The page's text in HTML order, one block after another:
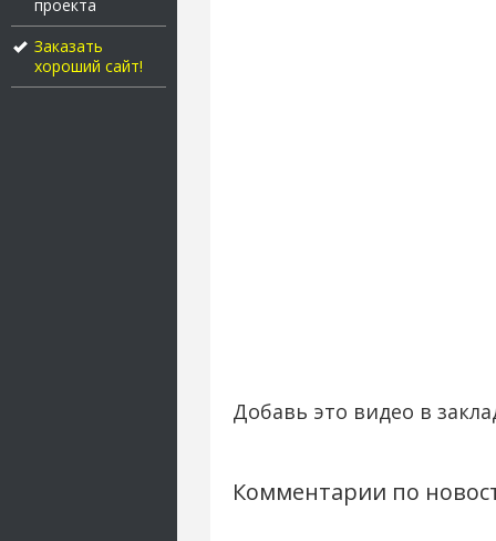
проекта
Заказать
хороший сайт!
Добавь это видео в
Комментарии по